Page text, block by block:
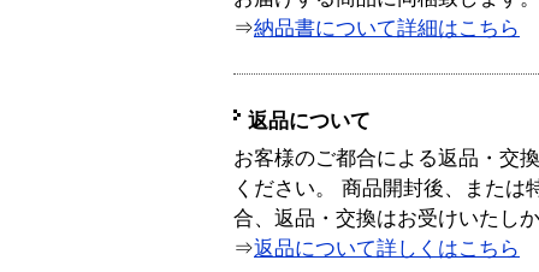
⇒納品書について詳細はこちら
返品について
お客様のご都合による返品・交
ください。 商品開封後、または
合、返品・交換はお受けいたし
⇒返品について詳しくはこちら